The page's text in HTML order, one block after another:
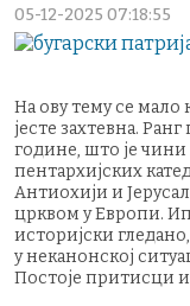
05-12-2025 07:18:55
На ову тему се мало
јесте захтевна.
године, што је
пентархијских
Антиохији и
црквом у Европи.
историјски
у неканонској
Постоје притисци и